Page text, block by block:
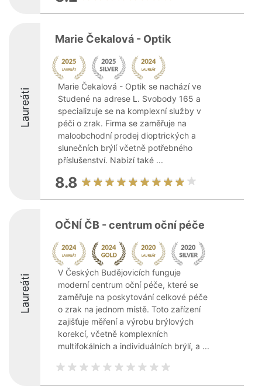
Laureáti
Marie Čekalová - Optik
Marie Čekalová - Optik se nachází ve
Studené na adrese L. Svobody 165 a
specializuje se na komplexní služby v
péči o zrak. Firma se zaměřuje na
maloobchodní prodej dioptrických a
slunečních brýlí včetně potřebného
příslušenství. Nabízí také ...
8.8
Laureáti
OČNÍ ČB - centrum oční péče
V Českých Budějovicích funguje
moderní centrum oční péče, které se
zaměřuje na poskytování celkové péče
o zrak na jednom místě. Toto zařízení
zajišťuje měření a výrobu brýlových
korekcí, včetně komplexních
multifokálních a individuálních brýlí, a ...